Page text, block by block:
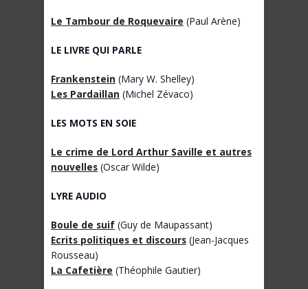
Le Tambour de Roquevaire (Paul Arène)
LE LIVRE QUI PARLE
Frankenstein (Mary W. Shelley)
Les Pardaillan (Michel Zévaco)
LES MOTS EN SOIE
Le crime de Lord Arthur Saville et autres
nouvelles (Oscar Wilde)
LYRE AUDIO
Boule de suif (Guy de Maupassant)
Ecrits politiques et discours (Jean-Jacques
Rousseau)
La Cafetière (Théophile Gautier)